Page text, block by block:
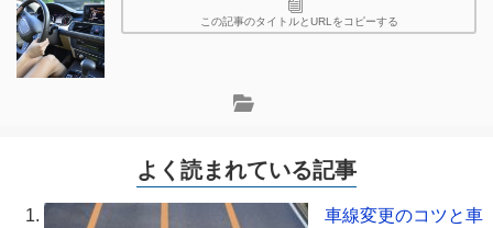
この記事のタイトルとURLをコピーする
よく読まれている記事
車線変更のコツと車